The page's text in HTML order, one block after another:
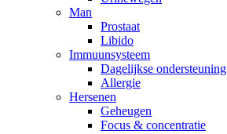
Man
Prostaat
Libido
Immuunsysteem
Dagelijkse ondersteuning
Allergie
Hersenen
Geheugen
Focus & concentratie